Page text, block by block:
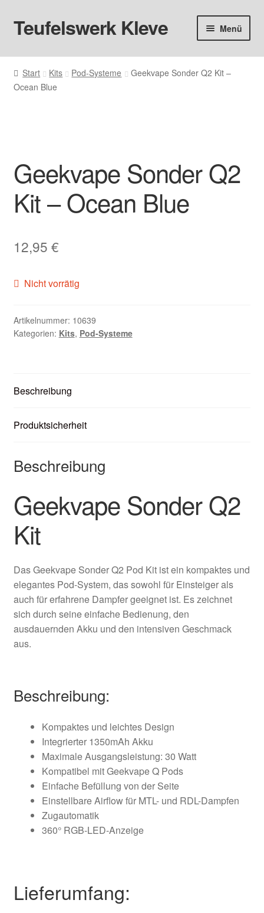
Zur
Navigation
Zum
Inhalt
Teufelswerk Kleve Menü
Startseite
Hardware
Big Puff
Aromen
Basen & Nikotin
Kontaktformular
Unsere Standorte
Start Kits Pod-Systeme
Geekvape Sonder Q2 Kit –
Ocean Blue
Geekvape Sonder Q2
Kit – Ocean Blue
12,95 €
Nicht vorrätig
Artikelnummer: 10639
Kategorien: Kits, Pod-Systeme
Beschreibung
Produktsicherheit
Beschreibung
Geekvape Sonder Q2
Kit
Das Geekvape Sonder Q2 Pod Kit ist ein kompaktes und
elegantes Pod-System, das sowohl für Einsteiger als
auch für erfahrene Dampfer geeignet ist. Es zeichnet
sich durch seine einfache Bedienung, den
ausdauernden Akku und den intensiven Geschmack
aus.
Beschreibung:
Kompaktes und leichtes Design
Integrierter 1350mAh Akku
Maximale Ausgangsleistung: 30 Watt
Kompatibel mit Geekvape Q Pods
Einfache Befüllung von der Seite
Einstellbare Airflow für MTL- und RDL-Dampfen
Zugautomatik
360° RGB-LED-Anzeige
Lieferumfang: